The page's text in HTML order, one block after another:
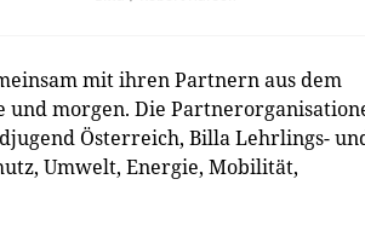
mit ihren Partnern aus dem
und morgen. Die
Österreich, Billa Lehrlings-
Umwelt, Energie, Mobilität,